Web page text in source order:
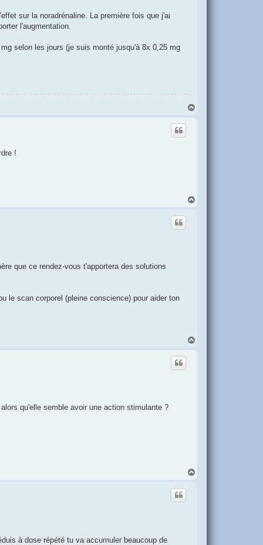
sur la noradrénaline. La première fois que j'ai
l'augmentation.
selon les jours (je suis monté jusqu'à 8x 0,25 mg
!
que ce rendez-vous t'apportera des solutions
le scan corporel (pleine conscience) pour aider ton
qu'elle semble avoir une action stimulante ?
à dose répété tu va accumuler beaucoup de